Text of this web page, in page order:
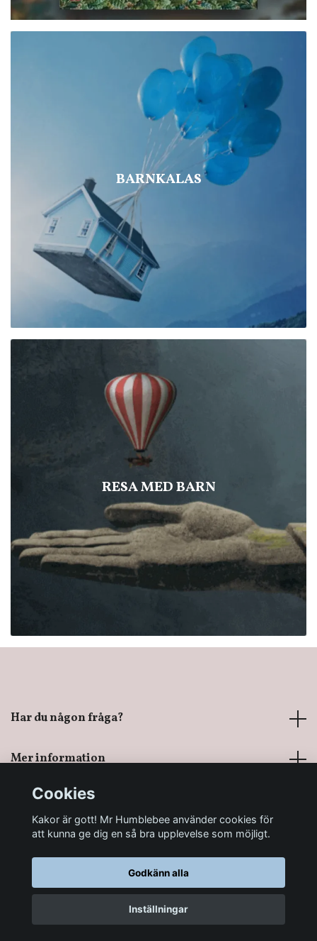
BARNKALAS
RESA MED BARN
LÄGG I KORGEN
Har du någon fråga?
Mer information
Sociala medier
© 2026 Mr Humblebee - En magisk leksaksbutik
Cookies
Kakor är gott! Mr Humblebee använder cookies för
att kunna ge dig en så bra upplevelse som möjligt.
Godkänn alla
Inställningar